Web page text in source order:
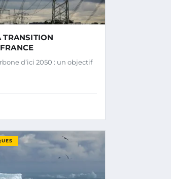
TRANSITION
d’ici 2050 : un objectif